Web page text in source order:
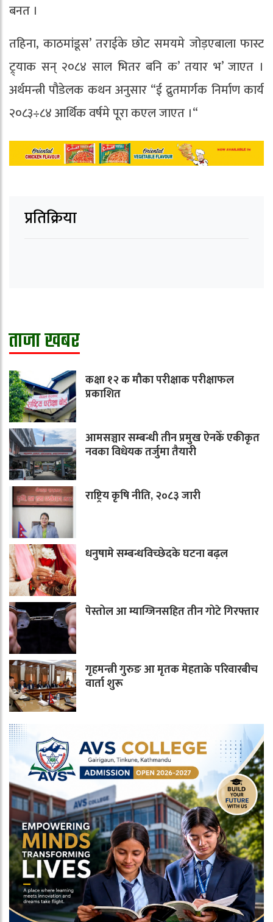
बनत ।
तहिना, काठमांडूस’ तराईके छोट समयमे जोड़एबाला फास्ट
ट्र्याक सन् २०८४ साल भितर बनि क’ तयार भ’ जाएत ।
अर्थमन्त्री पौडेलक कथन अनुसार “ई द्रुतमार्गक निर्माण कार्य
२०८३÷८४ आर्थिक वर्षमे पूरा कएल जाएत ।“
प्रतिक्रिया
ताजा खबर
कक्षा १२ क मौका परीक्षाक परीक्षाफल
प्रकाशित
आमसञ्चार सम्बन्धी तीन प्रमुख ऐनकेँ एकीकृत
नवका विधेयक तर्जुमा तैयारी
राष्ट्रिय कृषि नीति, २०८३ जारी
धनुषामे सम्बन्धविच्छेदके घटना बढ़ल
पेस्तोल आ म्याग्जिनसहित तीन गोटे गिरफ्तार
गृहमन्त्री गुरुङ आ मृतक मेहताके परिवारबीच
वार्ता शुरू